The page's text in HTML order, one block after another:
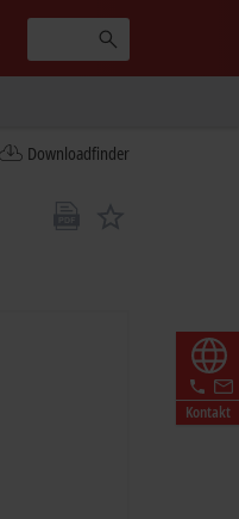
Downloadfinder
Kontakt